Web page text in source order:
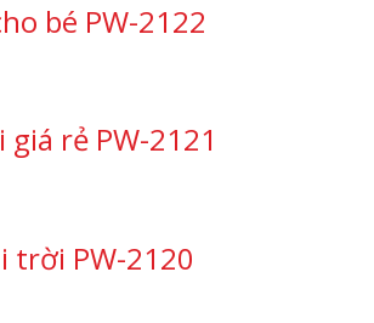
bé PW-2122
rẻ PW-2121
trời PW-2120